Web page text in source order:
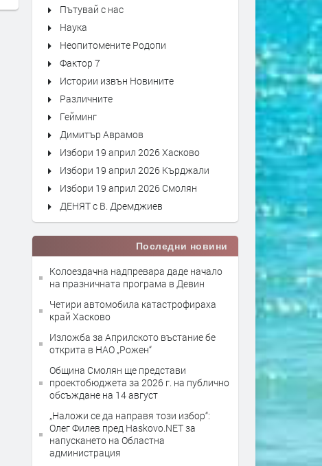
Пътувай с нас
Наука
Неопитомените Родопи
Фактор 7
Истории извън Новините
Различните
Гейминг
Димитър Аврамов
Избори 19 април 2026 Хасково
Избори 19 април 2026 Кърджали
Избори 19 април 2026 Смолян
ДЕНЯТ с В. Дремджиев
Последни новини
Колоездачна надпревара даде начало
на празничната програма в Девин
Четири автомобила катастрофираха
край Хасково
Изложба за Априлското въстание бе
открита в НАО „Рожен“
Община Смолян ще представи
проектобюджета за 2026 г. на публично
обсъждане на 14 август
„Наложи се да направя този избор“:
Олег Филев пред Haskovo.NET за
напускането на Областна
администрация